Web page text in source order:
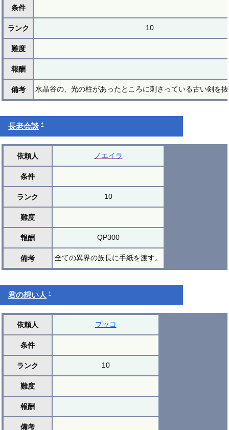
条件
ランク 10
難度
報酬
備考 水晶谷の、光の柱があったところに刺さっている古い剣を
長老会談 †
依頼人 ノエイラ
条件
ランク 10
難度
報酬 QP300
備考 全ての異界の族長に手紙を渡す。
君の想い人 †
依頼人 プッコ
条件
ランク 10
難度
報酬
備考